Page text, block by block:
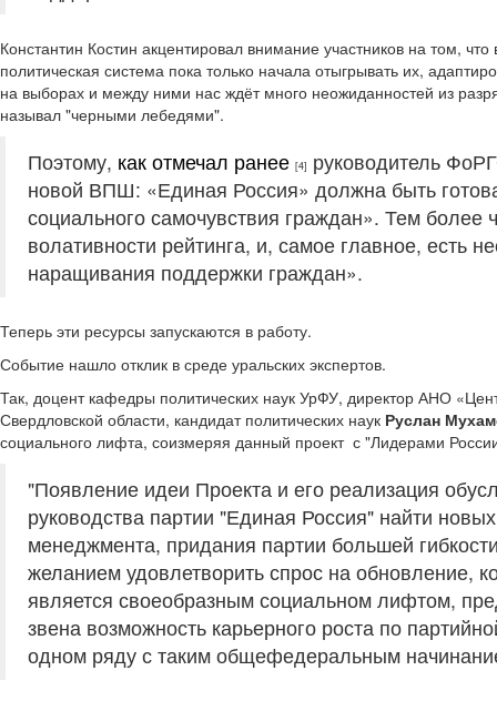
Константин Костин акцентировал внимание участников на том,
политическая система пока только начала отыгрывать их,
на выборах и между ними нас ждёт много неожиданностей из
называл "черными лебедями".
Поэтому, как отмечал ранее [4] руководитель
новой ВПШ: «Единая Россия» должна быть
социального самочувствия граждан». Тем более
волативности рейтинга, и, самое главное, есть
наращивания поддержки граждан».
Теперь эти ресурсы запускаются в работу.
Событие нашло отклик в среде уральских экспертов.
Так, доцент кафедры политических наук УрФУ, директор АНО
Свердловской области, кандидат политических наук Руслан
социального лифта, соизмеряя данный проект с "Лидерами
"Появление идеи Проекта и его реализация
руководства партии "Единая Россия" найти
менеджмента, придания партии большей
желанием удовлетворить спрос на обновление,
является своеобразным социальном лифтом,
звена возможность карьерного роста по
одном ряду с таким общефедеральным